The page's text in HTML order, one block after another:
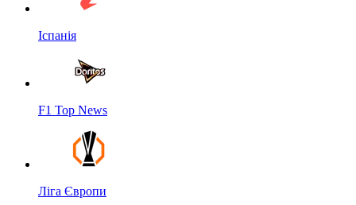
Іспанія
F1 Top News
Ліга Європи